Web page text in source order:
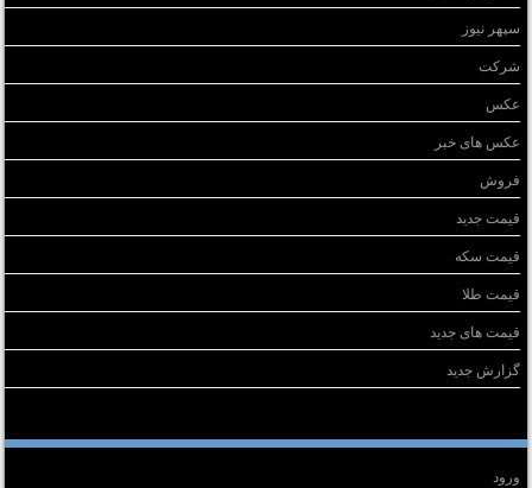
سپهر نیوز
شرکت
عکس
عکس های خبر
فروش
قیمت جدید
قیمت سکه
قیمت طلا
قیمت های جدید
گزارش جدید
ورود